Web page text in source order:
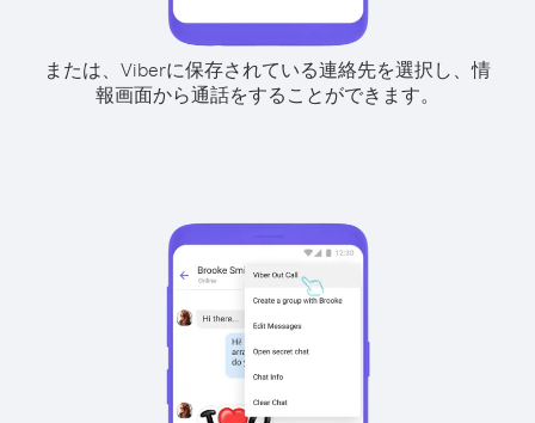
または、Viberに保存されている連絡先を選択し、情
報画面から通話をすることができます。